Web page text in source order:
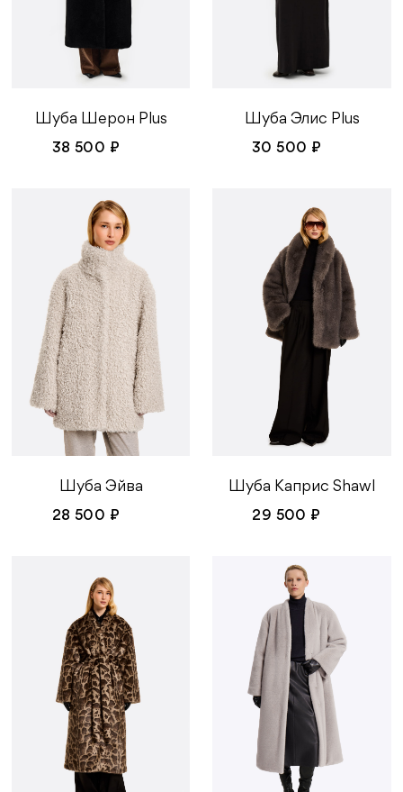
Шуба Шерон Plus
38 500 ₽
Шуба Элис Plus
30 500 ₽
Шуба Эйва
28 500 ₽
Шуба Каприс Shawl
29 500 ₽